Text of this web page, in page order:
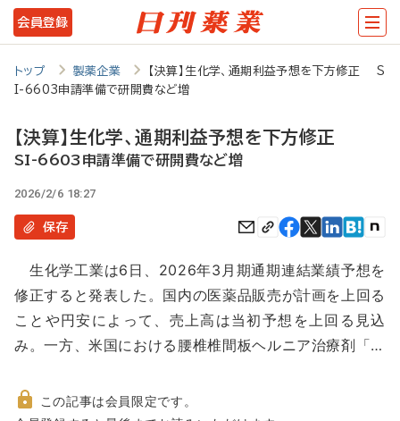
メ
イ
テ
ツ
に
動
会員登録
トップ 製薬企業
【決算】生化学、通期利益予想を下方修正 S
I-6603申請準備で研開費など増
【決算】生化学、通期利益予想を下方修正
SI-6603申請準備で研開費など増
2026/2/6 18:27
保存
生化学工業は6日、2026年3月期通期連結業績予想を
修正すると発表した。国内の医薬品販売が計画を上回る
ことや円安によって、売上高は当初予想を上回る見込
み。一方、米国における腰椎椎間板ヘルニア治療剤「…
この記事は会員限定です。